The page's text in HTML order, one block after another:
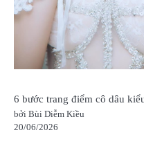
6 bước trang điểm cô dâu
bởi Bùi Diễm Kiều
20/06/2026